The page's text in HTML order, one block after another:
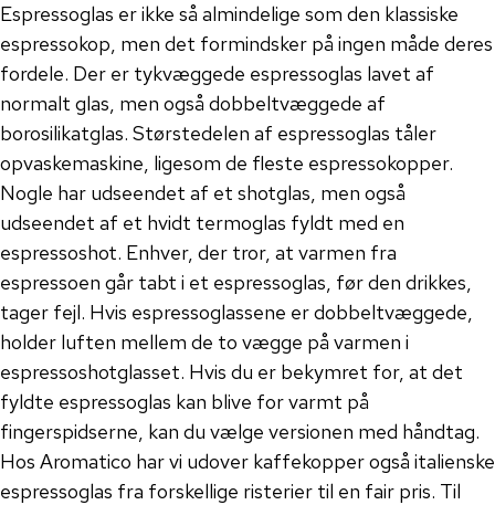
Espressoglas er ikke så almindelige som den klassiske
espressokop, men det formindsker på ingen måde deres
fordele. Der er tykvæggede espressoglas lavet af
normalt glas, men også dobbeltvæggede af
borosilikatglas. Størstedelen af ​​espressoglas tåler
opvaskemaskine, ligesom de fleste espressokopper.
Nogle har udseendet af et shotglas, men også
udseendet af et hvidt termoglas fyldt med en
espressoshot. Enhver, der tror, ​​at varmen fra
espressoen går tabt i et espressoglas, før den drikkes,
tager fejl. Hvis espressoglassene er dobbeltvæggede,
holder luften mellem de to vægge på varmen i
espressoshotglasset. Hvis du er bekymret for, at det
fyldte espressoglas kan blive for varmt på
fingerspidserne, kan du vælge versionen med håndtag.
Hos Aromatico har vi udover kaffekopper også italienske
espressoglas fra forskellige risterier til en fair pris. Til